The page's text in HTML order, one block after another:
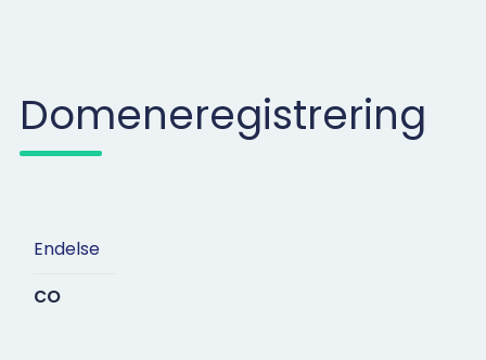
Domeneregistrering
Endelse
co